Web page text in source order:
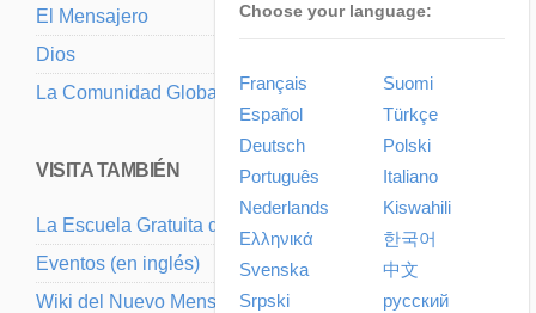
El Mensajero
Dios
La Comunidad Global
VISITA TAMBIÉN
La Escuela Gratuita del Nuevo Mensaje
Eventos (en inglés)
Wiki del Nuevo Mensaje (en inglés)
Choose your language:
Français
Español
Deutsch
Português
Nederlands
Ελληνικά
Svenska
Srpski
Suomi
Türkçe
Polski
Italiano
Kiswahili
한국어
中文
русский